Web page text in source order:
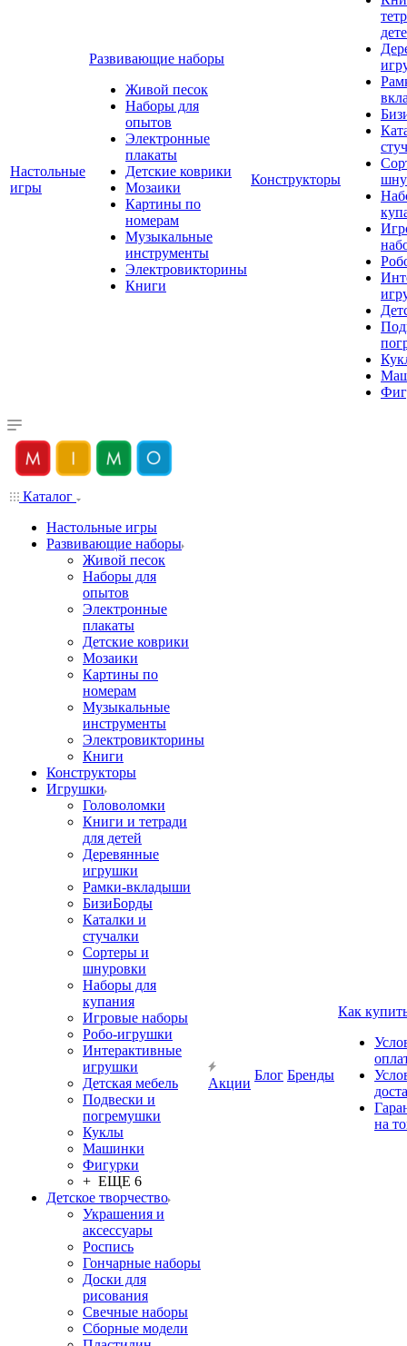
Настольные
игры
Развивающие наборы
Живой песок
Наборы для
опытов
Электронные
плакаты
Детские коврики
Мозаики
Картины по
номерам
Музыкальные
инструменты
Электровикторины
Книги
Конструкторы
Каталог
Настольные игры
Развивающие наборы
Живой песок
Наборы для
опытов
Электронные
плакаты
Детские коврики
Мозаики
Картины по
номерам
Музыкальные
инструменты
Электровикторины
Книги
Конструкторы
Игрушки
Головоломки
Книги и тетради
для детей
Деревянные
игрушки
Рамки-вкладыши
БизиБорды
Каталки и
стучалки
Сортеры и
шнуровки
Наборы для
купания
Игровые наборы
Робо-игрушки
Интерактивные
игрушки
Детская мебель
Подвески и
погремушки
Куклы
Машинки
Фигурки
+ ЕЩЕ 6
Детское творчество
Украшения и
аксессуары
Роспись
Гончарные наборы
Доски для
рисования
Свечные наборы
Сборные модели
Акции
Блог Бренды
Как
на